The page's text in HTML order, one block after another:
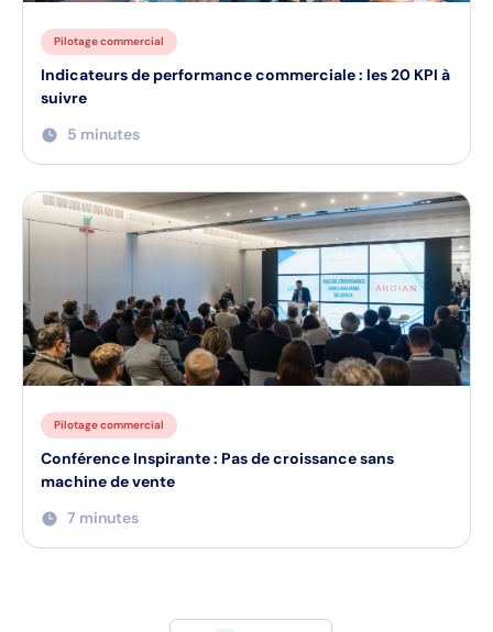
Pilotage commercial
Indicateurs de performance commerciale : les 20 KPI à
suivre
5 minutes
Pilotage commercial
Conférence Inspirante : Pas de croissance sans
machine de vente
7 minutes